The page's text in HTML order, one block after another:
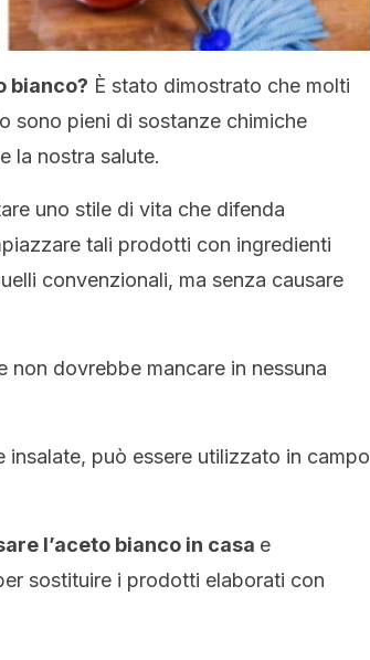
bianco? È stato dimostrato che molti
sono pieni di sostanze chimiche
la nostra salute.
uno stile di vita che difenda
tali prodotti con ingredienti
convenzionali, ma senza causare
dovrebbe mancare in nessuna
può essere utilizzato in campo
l’aceto bianco in casa e
sostituire i prodotti elaborati con